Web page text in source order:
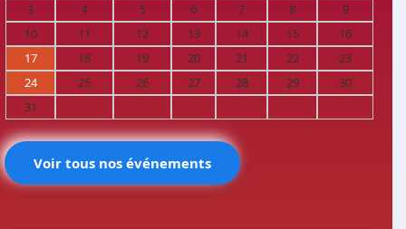
3
4 5 6 7 8
9
10
11 12 13 14 15
16
17
18 19 20 21 22
23
24
25 26 27 28 29
30
31
Voir tous nos événements